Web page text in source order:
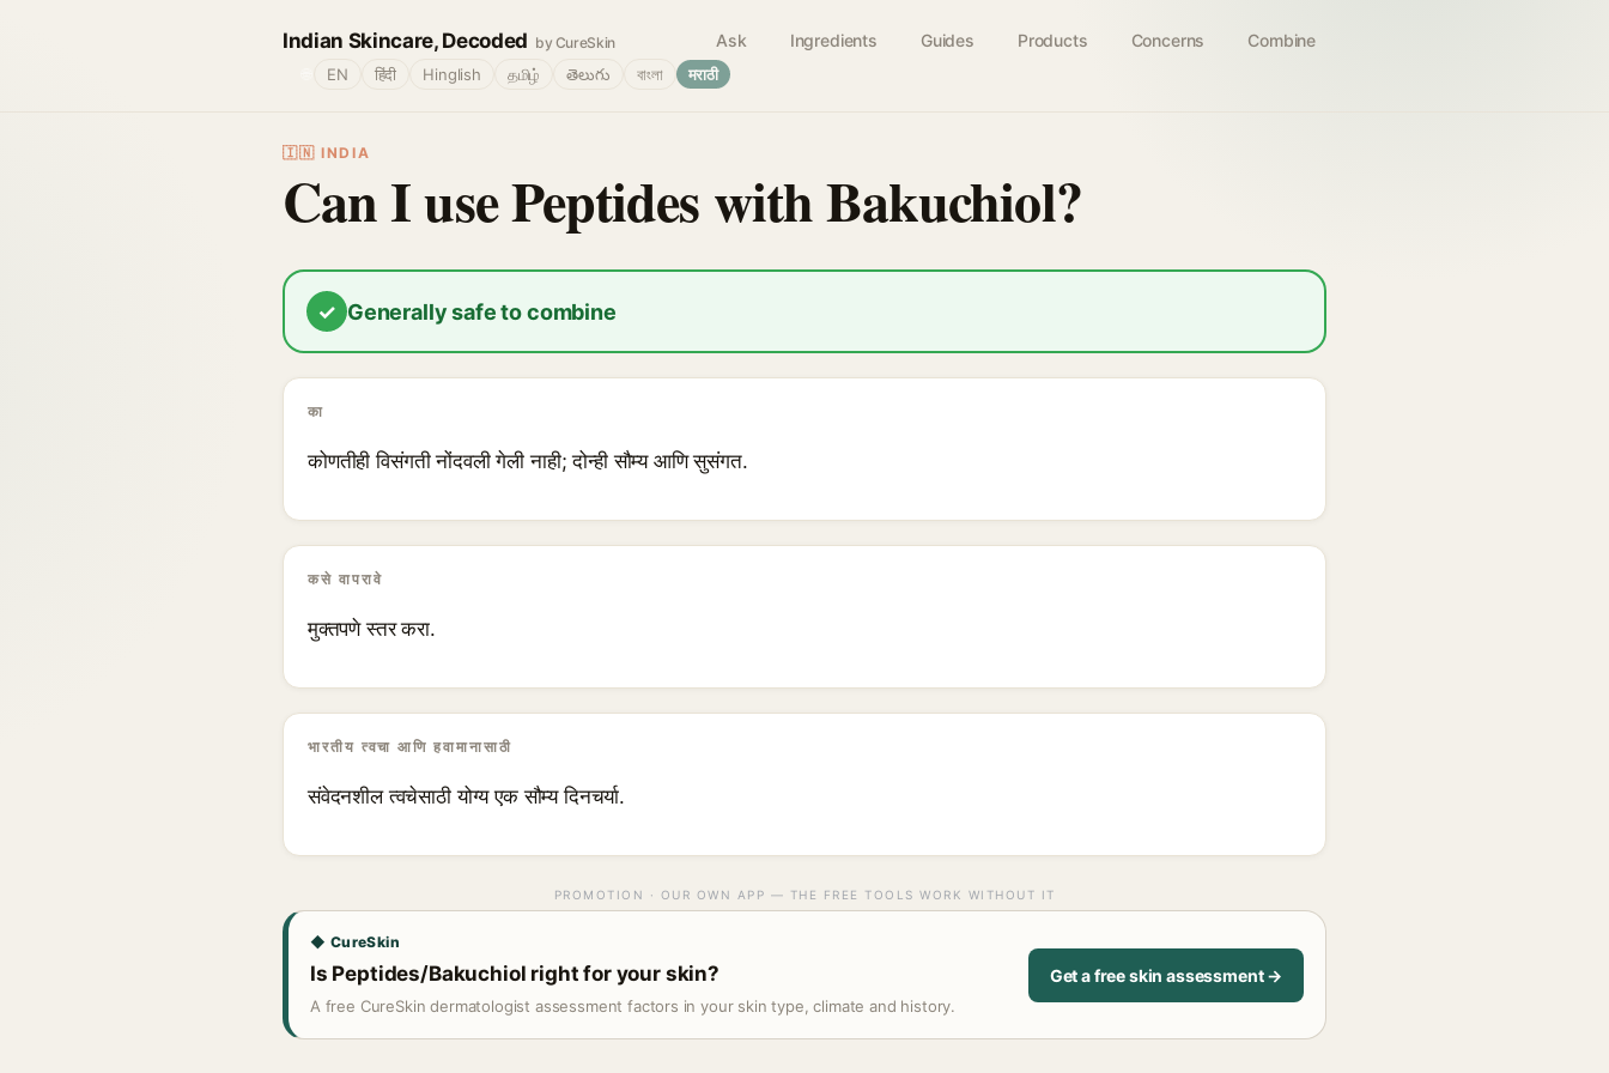
Indian Skincare, Decoded by CureSkin Ask Ingredients Guides Products Concerns Combine
EN हिंदी Hinglish தமிழ் తెలుగు বাংলা मराठी
🇮🇳 INDIA
Can I use Peptides with Bakuchiol?
✓ Generally safe to combine
का
कोणतीही विसंगती नोंदवली गेली नाही; दोन्ही सौम्य आणि सुसंगत.
कसे वापरावे
मुक्तपणे स्तर करा.
भारतीय त्वचा आणि हवामानासाठी
संवेदनशील त्वचेसाठी योग्य एक सौम्य दिनचर्या.
PROMOTION · OUR OWN APP — THE FREE TOOLS WORK WITHOUT IT
◆ CureSkin
Is Peptides/Bakuchiol right for your skin?
A free CureSkin dermatologist assessment factors in your skin type, climate and history.
Get a free skin assessment →